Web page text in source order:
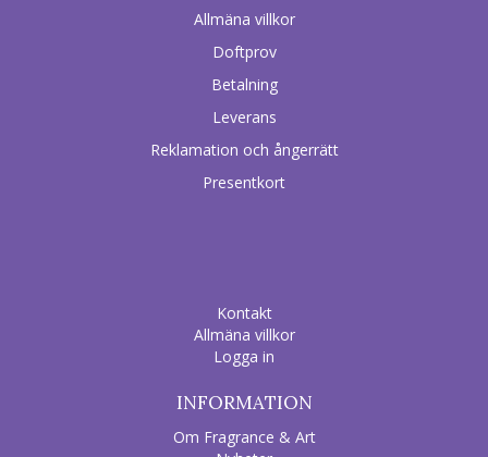
Allmäna villkor
Doftprov
Betalning
Leverans
Reklamation och ångerrätt
Presentkort
Kontakt
Allmäna villkor
Logga in
INFORMATION
Om Fragrance & Art